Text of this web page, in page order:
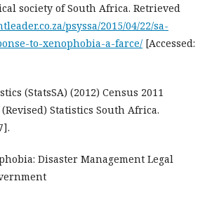
society of South Africa. Retrieved
psyssa/2015/04/22/sa-
to-xenophobia-a-farce/ [Accessed:
(StatsSA) (2012) Census 2011
Statistics South Africa.
Disaster Management Legal